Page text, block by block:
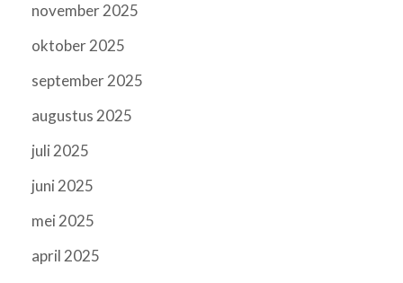
november 2025
oktober 2025
september 2025
augustus 2025
juli 2025
juni 2025
mei 2025
april 2025